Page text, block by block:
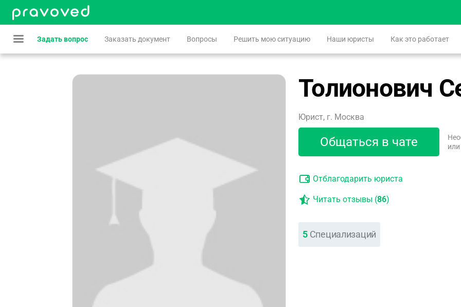
Задать вопрос Заказать документ Вопросы Решить мою ситуацию Наши юристы Как это работает
Толионович
Юрист, г. Москва
Общаться в чате
Отблагодарить юриста
Читать отзывы (86)
5 Специализаций